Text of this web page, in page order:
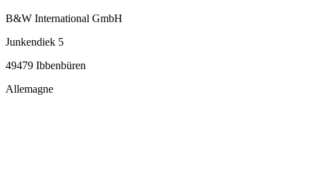
B&W International GmbH
Junkendiek 5
49479 Ibbenbüren
Allemagne